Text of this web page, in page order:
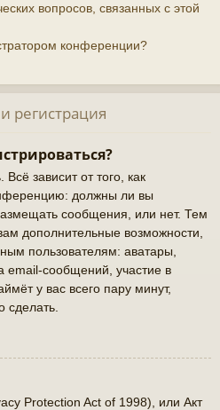
вопросов, связанных с этой
конференции?
регистрация
зависит от того, как
должны ли вы
сообщения, или нет. Тем
дополнительные возможности,
пользователям: аватары,
email-сообщений, участие в
у вас всего пару минут,
сделать.
Protection Act of 1998), или Акт